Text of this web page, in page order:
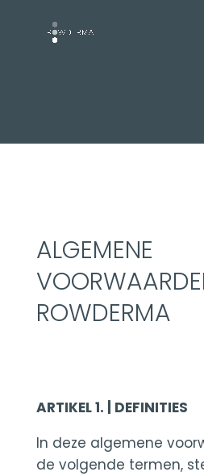
ALGEMENE
ROWDERMA
ARTIKEL 1. | DEFINITIES
In deze algemene
de volgende termen,